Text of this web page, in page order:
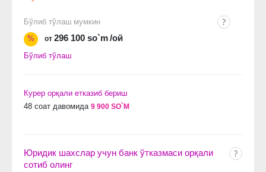
Бўлиб тўлаш мумкин
%
от 296 100 so`m/ой
Бўлиб тўлаш
Курер орқали етказиб бериш
48 соат давомида 9 900 SO`M
Юридик шахслар учун банк ўтказмаси орқали
сотиб олинг